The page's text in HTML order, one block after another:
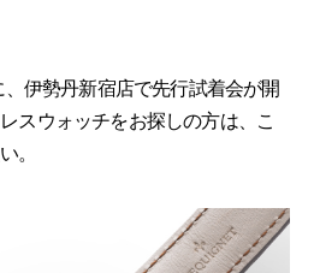
伊勢丹新宿店で先行試着会が開
スウォッチをお探しの方は、こ
。